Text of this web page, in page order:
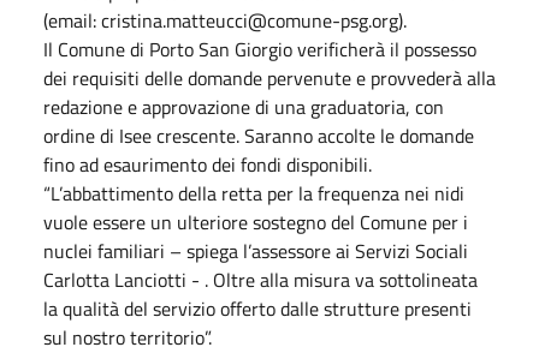
(email: cristina.matteucci@comune-psg.org).
Il Comune di Porto San Giorgio verificherà il possesso
dei requisiti delle domande pervenute e provvederà alla
redazione e approvazione di una graduatoria, con
ordine di Isee crescente. Saranno accolte le domande
fino ad esaurimento dei fondi disponibili.
“L’abbattimento della retta per la frequenza nei nidi
vuole essere un ulteriore sostegno del Comune per i
nuclei familiari – spiega l’assessore ai Servizi Sociali
Carlotta Lanciotti - . Oltre alla misura va sottolineata
la qualità del servizio offerto dalle strutture presenti
sul nostro territorio”.